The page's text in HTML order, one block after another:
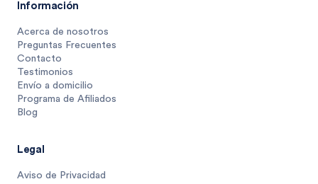
Información
Acerca de nosotros
Preguntas Frecuentes
Contacto
Testimonios
Envío a domicilio
Programa de Afiliados
Blog
Legal
Aviso de Privacidad